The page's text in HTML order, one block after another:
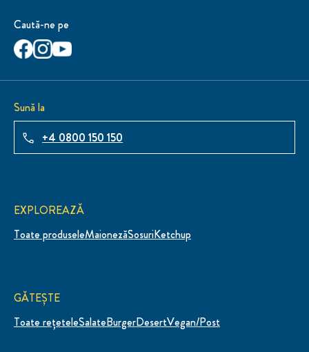
Caută-ne pe
Sună la
+4 0800 150 150
EXPLOREAZĂ
Toate produseleMaionezăSosuriKetchup
GĂTEȘTE
Toate rețeteleSalateBurgerDesertVegan/Post